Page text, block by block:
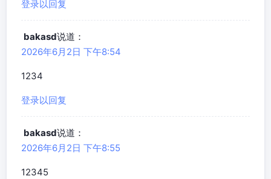
登录以回复
bakasd说道：
2026年6月2日 下午8:54
1234
登录以回复
bakasd说道：
2026年6月2日 下午8:55
12345